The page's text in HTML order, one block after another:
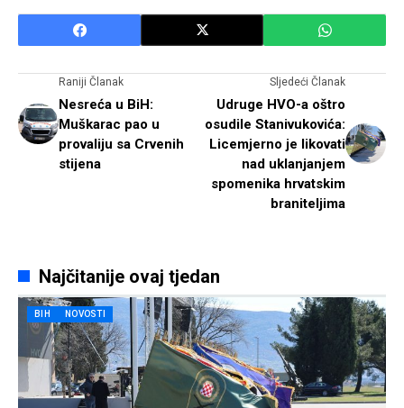
Raniji Članak
Nesreća u BiH:
Muškarac pao u
provaliju sa Crvenih
stijena
Sljedeći Članak
Udruge HVO-a oštro
osudile Stanivukovića:
Licemjerno je likovati
nad uklanjanjem
spomenika hrvatskim
braniteljima
Najčitanije ovaj tjedan
BIH NOVOSTI